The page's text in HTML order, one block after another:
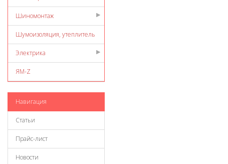
Шиномонтаж
Шумоизоляция, утеплитель
Электрика
ЯМ-Z
Навигация
Статьи
Прайс-лист
Новости